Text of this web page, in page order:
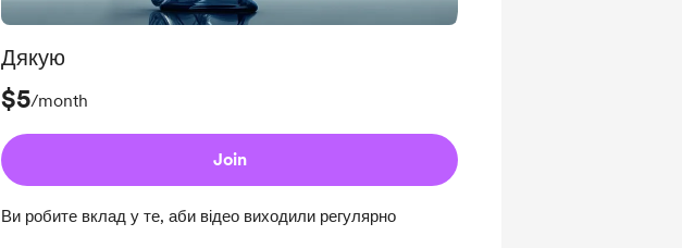
Дякую
$5/month
Join
Ви робите вклад у те, аби відео виходили регулярно